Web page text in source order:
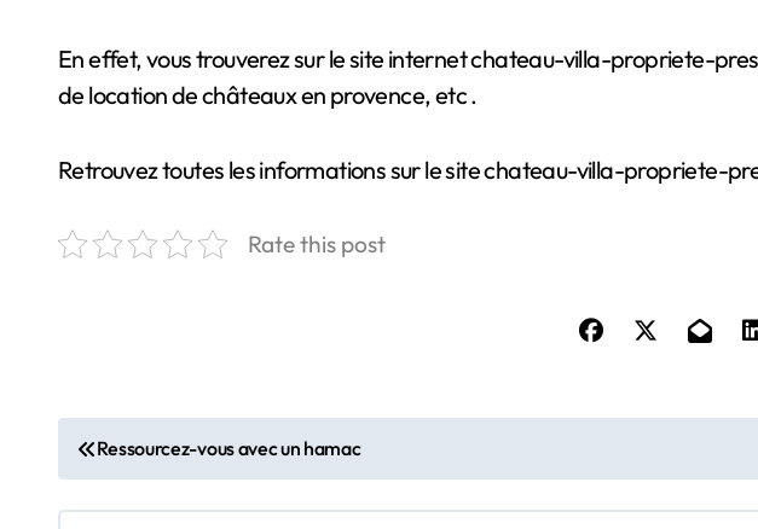
En effet, vous trouverez sur le site internet chateau-villa-propriete-
de location de châteaux en provence, etc .
Retrouvez toutes les informations sur le site chateau-villa-propriete-
Rate this post
N
a
Ressourcez-vous avec un hamac